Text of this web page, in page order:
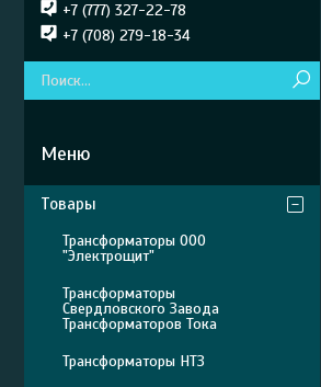
+7 (777) 327-22-78
+7 (708) 279-18-34
Товары
Трансформаторы ООО
"Электрощит"
Трансформаторы
Свердловского Завода
Трансформаторов Тока
Трансформаторы НТЗ